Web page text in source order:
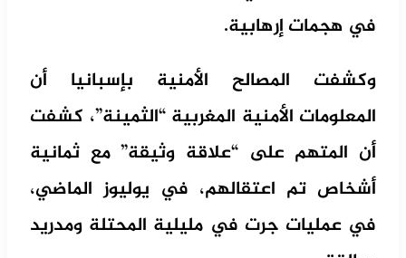
في هجمات إرهابية.
وكشفت المصالح الأمنية بإسبانيا أن
المعلومات الأمنية المغربية “الثمينة”، كشفت
أن المتهم على “علاقة وثيقة” مع ثمانية
أشخاص تم اعتقالهم، في يوليوز الماضي،
في عمليات جرت في مليلية المحتلة ومدريد